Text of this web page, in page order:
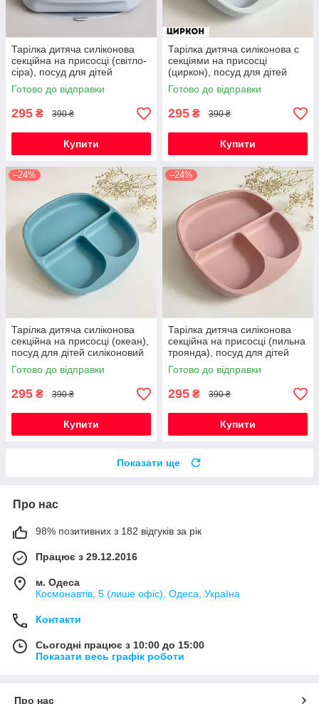
Тарілка дитяча силіконова
секційна на присосці (світло-
сіра), посуд для дітей
силіконовий
Готово до відправки
295 ₴ 390 ₴
Купити
Тарілка дитяча силіконова с
секціями на присосці
(циркон), посуд для дітей
силіконовий
Готово до відправки
295 ₴ 390 ₴
Купити
–24%
Тарілка дитяча силіконова
секційна на присосці (океан),
посуд для дітей силіконовий
Готово до відправки
295 ₴ 390 ₴
Купити
–24%
Тарілка дитяча силіконова
секційна на присосці (пильна
троянда), посуд для дітей
силіконовий
Готово до відправки
295 ₴ 390 ₴
Купити
Показати ще
Про нас
98% позитивних з 182 відгуків за рік
Працює з 29.12.2016
м. Одеса
Космонавтів, 5 (лише офіс), Одеса, Україна
Контакти
Сьогодні працює з 10:00 до 15:00
Показати весь графік роботи
Про нас